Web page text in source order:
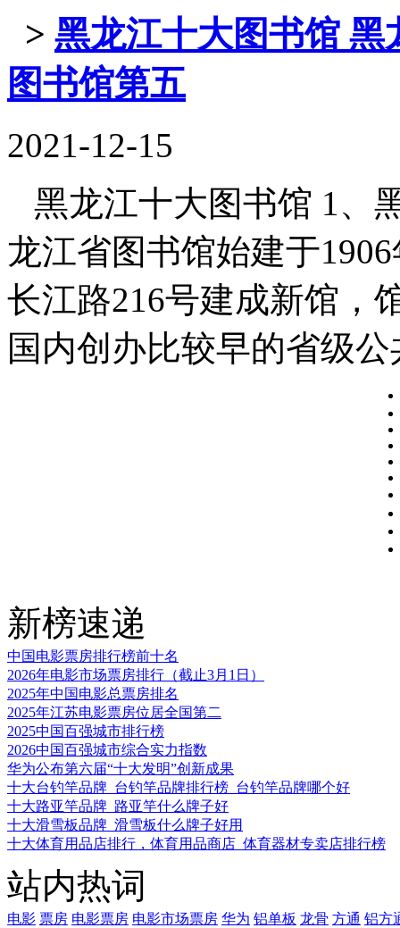
> 黑龙江十大图书馆
图书馆第五
2021-12-15
黑龙江十大图书馆 1、
龙江省图书馆始建于
长江路216号建成新馆，
国内创办比较早的省级
新榜速递
中国电影票房排行榜前十名
2026年电影市场票房排行（截止3月1日）
2025年中国电影总票房排名
2025年江苏电影票房位居全国第二
2025中国百强城市排行榜
2026中国百强城市综合实力指数
华为公布第六届“十大发明”创新成果
十大台钓竿品牌_台钓竿品牌排行榜_台钓竿品牌哪个好
十大路亚竿品牌_路亚竿什么牌子好
十大滑雪板品牌_滑雪板什么牌子好用
十大体育用品店排行，体育用品商店_体育器材专卖店排行榜
站内热词
电影 票房 电影票房 电影市场票房 华为 铝单板 龙骨 方通 铝方